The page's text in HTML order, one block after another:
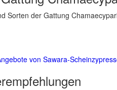
Sorten der Gattung
von Sawara-